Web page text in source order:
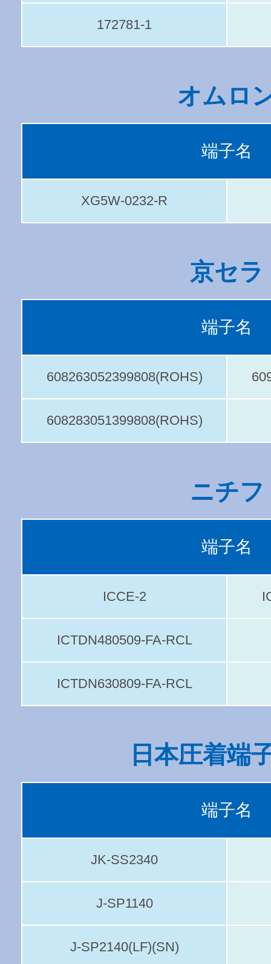
172781-1
オムロ
端子名
XG5W-0232-R
京セラ
端子名
608263052399808(ROHS)
608283051399808(ROHS)
ニチフ
端子名
ICCE-2
ICTDN480509-FA-RCL
ICTDN630809-FA-RCL
日本圧着端
端子名
JK-SS2340
J-SP1140
J-SP2140(LF)(SN)